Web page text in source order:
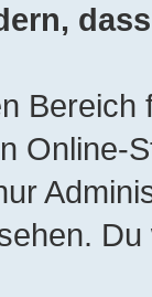
Online-